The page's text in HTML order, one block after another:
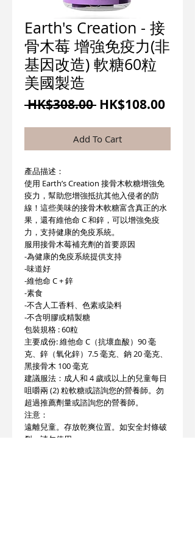
Earth's Creation - 接
骨木莓 增強免疫力(非
基因改造) 軟糖60粒
美國製造
HK$308.00 一
價
格
HK$108.00促
格
Add To Cart
產品描述：
使用 Earth’s Creation 接骨木軟糖增強免
疫力，幫助您增強抵抗其他入侵者的防
線！這些美味的接骨木軟糖富含真正的水
果，還有維他命 C 和鋅，可以增強免疫
力，支持健康的免疫系統。
服用接骨木莓補充劑的首要原因
-為健康的免疫系統提供支持
-味道好
-維他命 C + 鋅
-素食
-不含人工香料、色素或染料
-不含明膠或精製糖
包裝規格 : 60粒
主要成份: 維他命 C（抗壞血酸）90 毫
克、鋅（氧化鋅）7.5 毫克、鈉 20 毫克、
黑接骨木 100 毫克
建議服法：成人和 4 歲或以上的兒童每日
咀嚼兩 (2) 粒軟糖或諮詢您的營養師。勿
超過推薦劑量或諮詢您的營養師。
注意：
遠離兒童。存放乾爽位置。如安全封條破
裂，請勿使用。